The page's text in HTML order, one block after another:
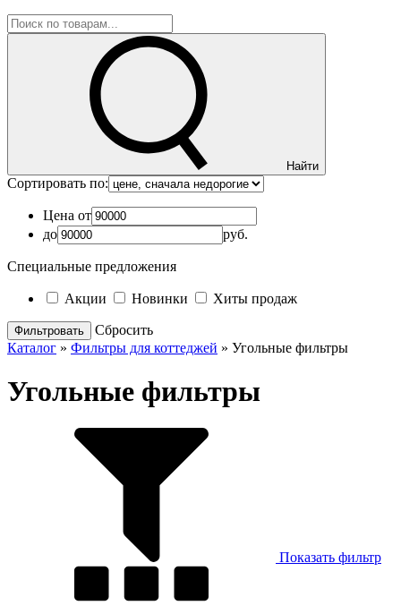
Найти
Сортировать по:
Цена от
до
руб.
Специальные предложения
Акции Новинки Хиты продаж
Cбросить
Каталог » Фильтры для коттеджей » Угольные фильтры
Угольные фильтры
Показать фильтр